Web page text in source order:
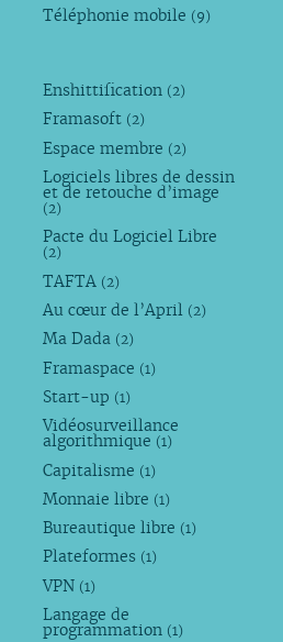
Téléphonie mobile (9)
Enshittification (2)
Framasoft (2)
Espace membre (2)
Logiciels libres de dessin
et de retouche d’image
(2)
Pacte du Logiciel Libre
(2)
TAFTA (2)
Au cœur de l’April (2)
Ma Dada (2)
Framaspace (1)
Start-up (1)
Vidéosurveillance
algorithmique (1)
Capitalisme (1)
Monnaie libre (1)
Bureautique libre (1)
Plateformes (1)
VPN (1)
Langage de
programmation (1)